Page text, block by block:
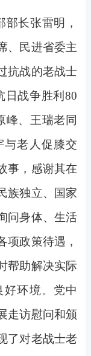
部长张雷明，
、民进省委主
抗战的老战士
日战争胜利80
峰、王瑞老同
与老人促膝交
事，感谢其在
族独立、国家
问身体、生活
项政策待遇，
帮助解决实际
好环境。党中
走访慰问和颁
了对老战士老